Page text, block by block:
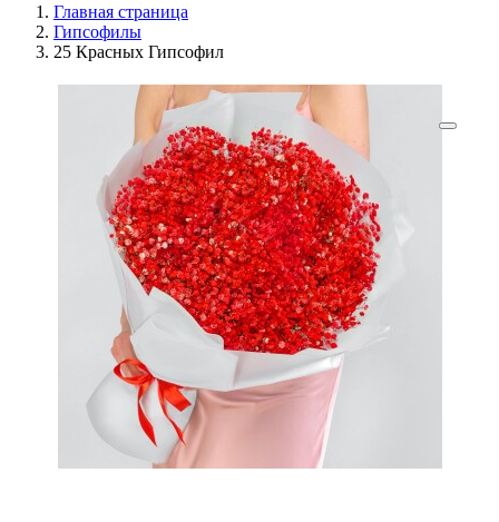
Главная страница
Гипсофилы
25 Красных Гипсофил